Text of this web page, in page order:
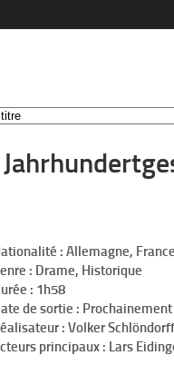
: Allemagne, France
: Drame, Historique
: 1h58
de sortie : Prochainement
: Volker Schlöndorff
principaux : Lars